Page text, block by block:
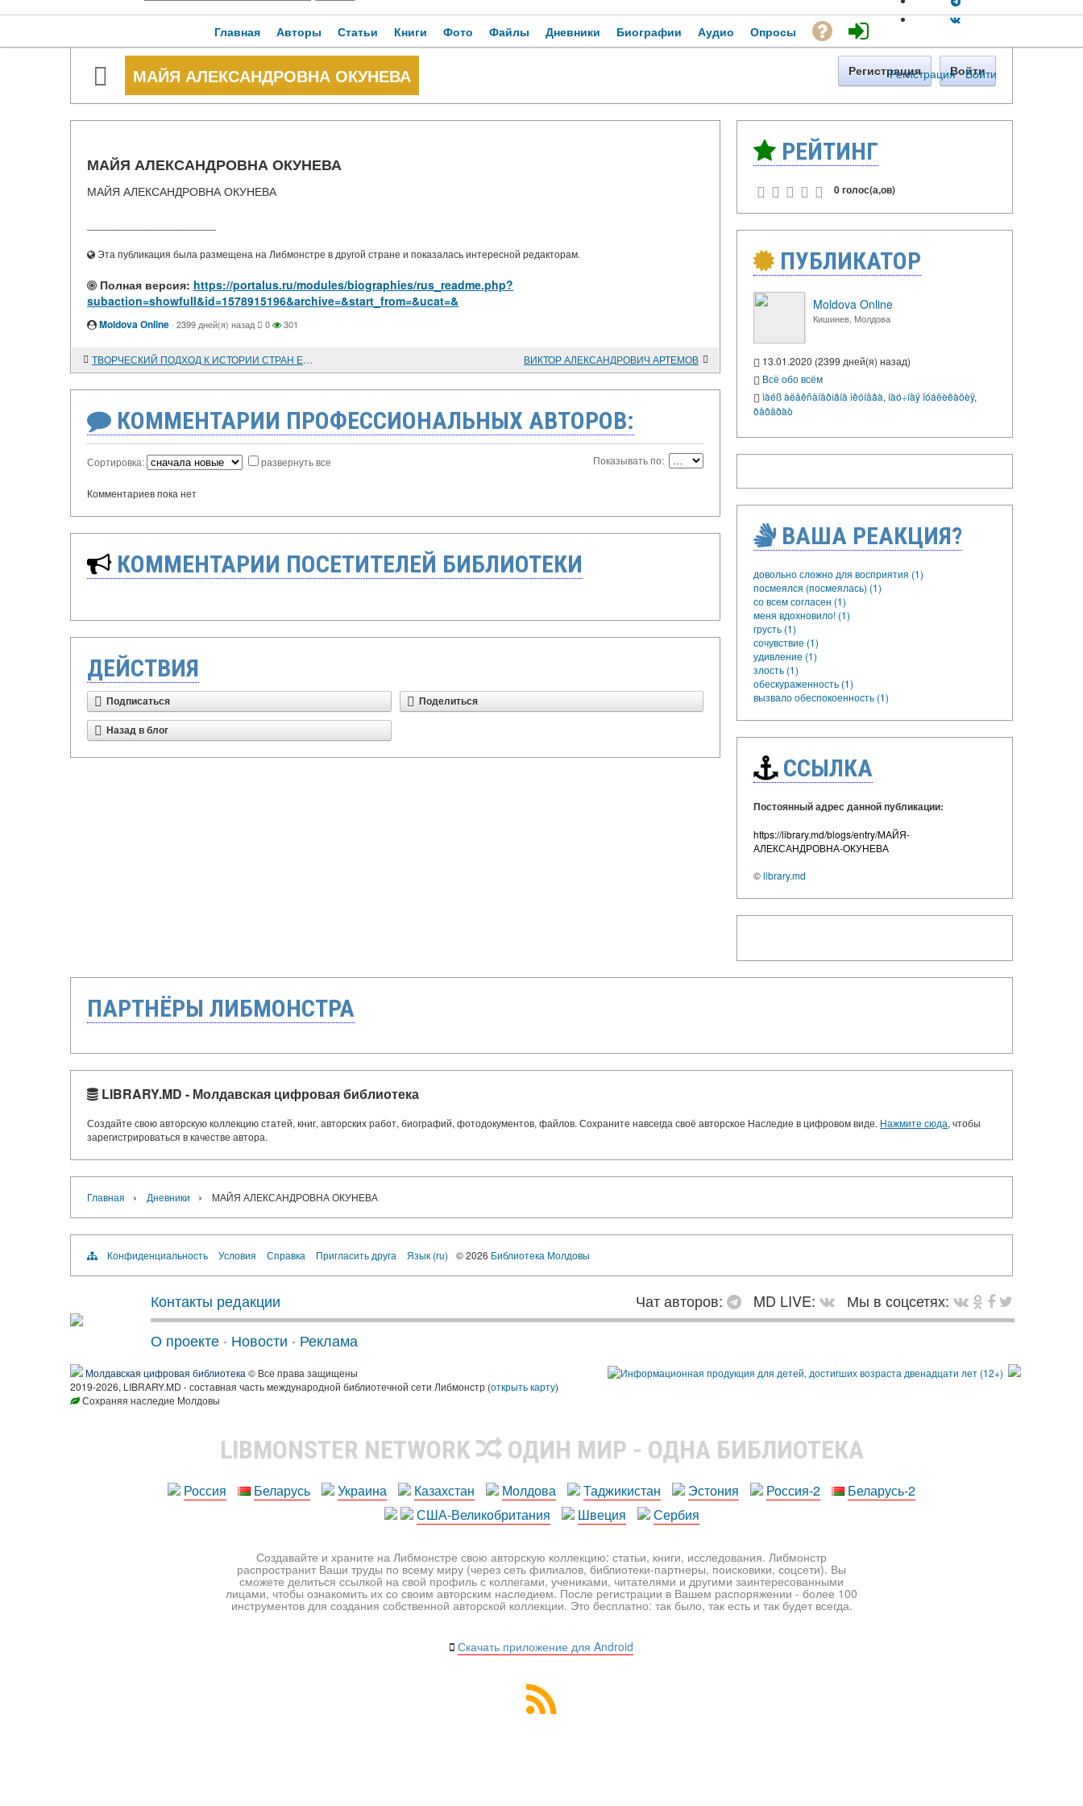
Регистрация · Войти
Главная Авторы Статьи Книги Фото Файлы Дневники Биографии Аудио Опросы
МАЙЯ АЛЕКСАНДРОВНА ОКУНЕВА Регистрация Войти
МАЙЯ АЛЕКСАНДРОВНА ОКУНЕВА
МАЙЯ АЛЕКСАНДРОВНА ОКУНЕВА
Эта публикация была размещена на Либмонстре в другой стране и показалась интересной редакторам.
Полная версия: https://portalus.ru/modules/biographies/rus_readme.php?
subaction=showfull&id=1578915196&archive=&start_from=&ucat=&
Moldova Online · 2399 дней(я) назад 0 301
ТВОРЧЕСКИЙ ПОДХОД К ИСТОРИИ СТРАН ЕВРОПЫ И АМЕРИКИ 1918-1945 ГОДОВ ВИКТОР АЛЕКСАНДРОВИЧ АРТЕМОВ
КОММЕНТАРИИ ПРОФЕССИОНАЛЬНЫХ АВТОРОВ:
Сортировка: развернуть все Показывать по:
Комментариев пока нет
КОММЕНТАРИИ ПОСЕТИТЕЛЕЙ БИБЛИОТЕКИ
ДЕЙСТВИЯ
Подписаться Поделиться
Назад в блог
РЕЙТИНГ
0 голос(а,ов)
ПУБЛИКАТОР
Moldova Online
Кишинев, Молдова
13.01.2020 (2399 дней(я) назад)
Всё обо всём
ìàéß àëåêñàíäðîâíà îêóíåâà, íàó÷íàÿ ïóáëèêàöèÿ,
ðåôåðàò
ВАША РЕАКЦИЯ?
довольно сложно для восприятия (1)
посмеялся (посмеялась) (1)
со всем согласен (1)
меня вдохновило! (1)
грусть (1)
сочувствие (1)
удивление (1)
злость (1)
обескураженность (1)
вызвало обеспокоенность (1)
ССЫЛКА
Постоянный адрес данной публикации:
https://library.md/blogs/entry/МАЙЯ-
АЛЕКСАНДРОВНА-ОКУНЕВА
©library.md
ПАРТНЁРЫ ЛИБМОНСТРА
LIBRARY.MD - Молдавская цифровая библиотека
Создайте свою авторскую коллекцию статей, книг, авторских работ, биографий, фотодокументов, файлов. Сохраните навсегда своё авторское Наследие в цифровом виде. Нажмите сюда, чтобы
зарегистрироваться в качестве автора.
Главная › Дневники › МАЙЯ АЛЕКСАНДРОВНА ОКУНЕВА
Конфиденциальность Условия Справка Пригласить друга Язык (ru) © 2026 Библиотека Молдовы
Контакты редакции Чат авторов: MD LIVE:
Мы в соцсетях:
О проекте · Новости · Реклама
Молдавская цифровая библиотека © Все права защищены
2019-2026, LIBRARY.MD - составная часть международной библиотечной сети Либмонстр (открыть карту)
Сохраняя наследие Молдовы
LIBMONSTER NETWORK ОДИН МИР - ОДНА БИБЛИОТЕКА
Россия Беларусь Украина Казахстан Молдова Таджикистан Эстония Россия-2
Беларусь-2
США-Великобритания
Швеция Сербия
Создавайте и храните на Либмонстре свою авторскую коллекцию: статьи, книги, исследования. Либмонстр
распространит Ваши труды по всему миру (через сеть филиалов, библиотеки-партнеры, поисковики, соцсети). Вы
сможете делиться ссылкой на свой профиль с коллегами, учениками, читателями и другими заинтересованными
лицами, чтобы ознакомить их со своим авторским наследием. После регистрации в Вашем распоряжении - более 100
инструментов для создания собственной авторской коллекции. Это бесплатно: так было, так есть и так будет всегда.
Скачать приложение для Android